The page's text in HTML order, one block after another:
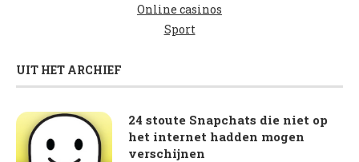
Online casinos
Sport
UIT HET ARCHIEF
24 stoute Snapchats die niet op
het internet hadden mogen
verschijnen